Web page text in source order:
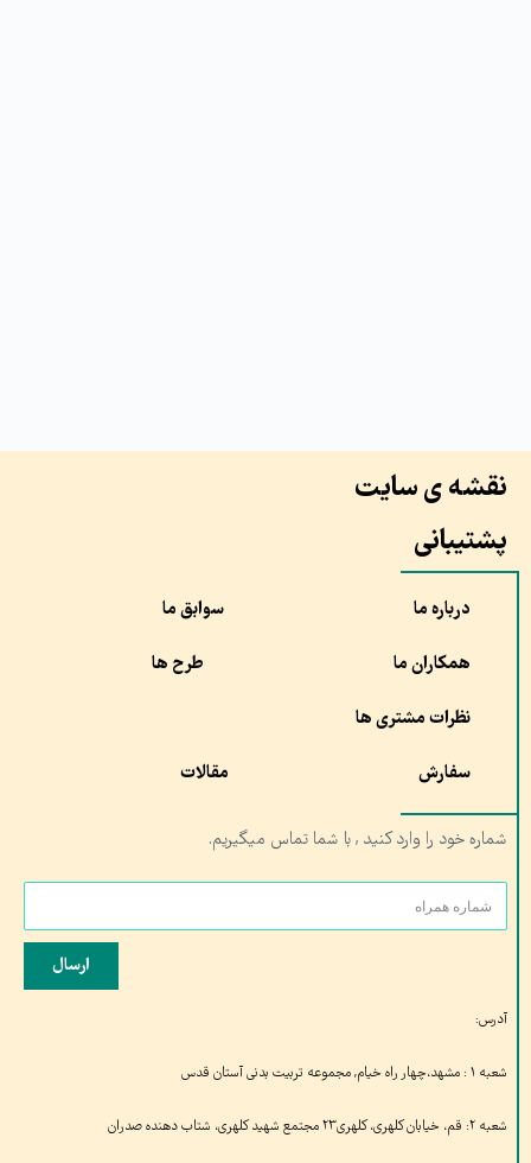
نقشه ی سایت
پشتیبانی
درباره ما سوابق ما
همکاران ما طرح ها
نظرات مشتری ها
سفارش مقالات
شماره خود را وارد کنید , با شما تماس میگیریم.
ارسال
آدرس:
شعبه ۱ : مشهد،چهار راه خیام, مجموعه تربیت بدنی آستان قدس
شعبه ۲: قم، خیابان کلهری، کلهری۲۳ مجتمع شهید کلهری، شتاب دهنده صدران